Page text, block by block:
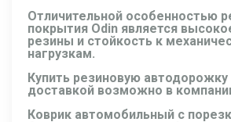
Отличительной особенностью
покрытия Odin является
резины и стойкость к
нагрузкам.
Купить резиновую автодорожку
доставкой возможно в
Коврик автомобильный с